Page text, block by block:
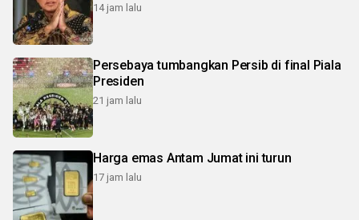
14 jam lalu
Persebaya tumbangkan Persib di final Piala
Presiden
21 jam lalu
Harga emas Antam Jumat ini turun
17 jam lalu